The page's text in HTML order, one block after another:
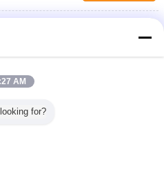
pasta di caramelle film di
OTR Barriera & 180°C Hot-Fill
AM
for?